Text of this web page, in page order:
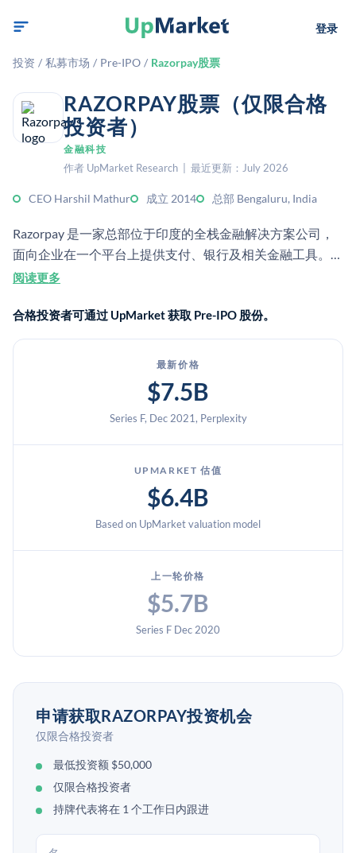
登录
投资 / 私募市场 / Pre-IPO / Razorpay股票
RAZORPAY股票（仅限合格
投资者）
金融科技
作者 UpMarket Research | 最近更新：July 2026
CEO Harshil Mathur 成立 2014 总部 Bengaluru, India
Razorpay 是一家总部位于印度的全栈金融解决方案公司，
面向企业在一个平台上提供支付、银行及相关金融工具。它
提供开发者友好的 API 和服务，用于收款、付款发放、账户
阅读更多
合格投资者可通过 UpMarket 获取 Pre-IPO 股份。
最新价格
$7.5B
Series F, Dec 2021, Perplexity
UPMARKET 估值
$6.4B
Based on UpMarket valuation model
上一轮价格
$5.7B
Series F Dec 2020
申请获取RAZORPAY投资机会
仅限合格投资者
最低投资额 $50,000
仅限合格投资者
持牌代表将在 1 个工作日内跟进